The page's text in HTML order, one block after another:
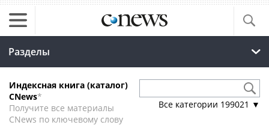
Разделы
Индексная книга (каталог)
CNews*
Получите все материалы
CNews по ключевому слову
Все категории 199021 ▼